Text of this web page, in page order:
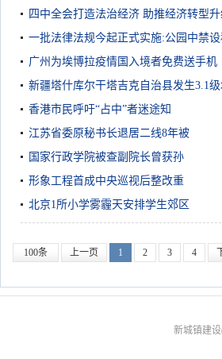
四中全会打造法治经济 助推经济转型升
一批法律法规今起正式实施:公园中禁
广州为埃博拉疫情国入境者免费送手机
新疆塔什库尔干塔吉克自治县发生3.1
香港市民呼吁“占中”者迷途知
江苏省委原秘书长退居二线8年被
国家行政学院被查副院长曾获孙
形象工程首成中央巡视后整改重
北京1所小学雾霾天安排学生郊区
100条 上一页 1 2 3 4
新城镇建